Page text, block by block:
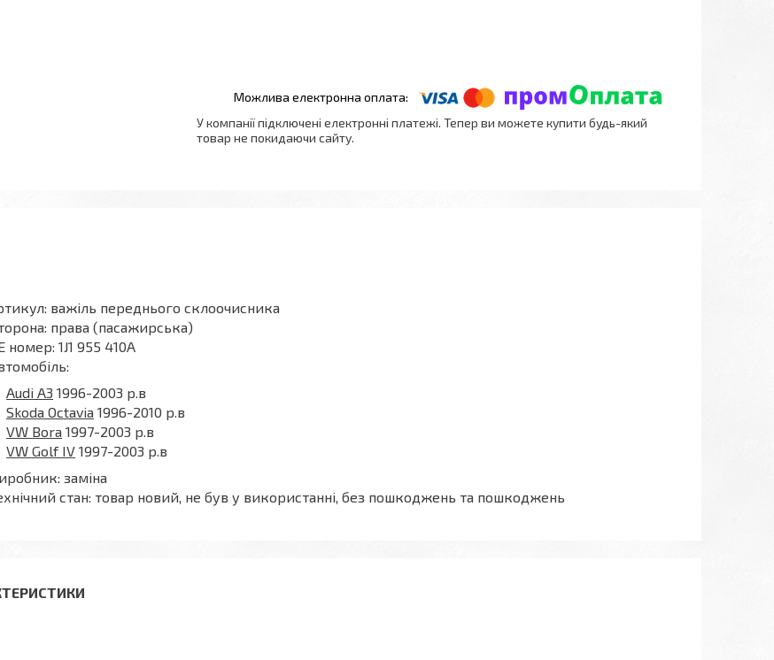
У компанії підключені електронні платежі. Тепер ви можете купити будь-який
товар не покидаючи сайту.
важіль переднього склоочисника
права (пасажирська)
номер: 1J1 955 410A
Audi A3 1996-2003 р.в
Skoda Octavia 1996-2010 р.в
VW Bora 1997-2003 р.в
VW Golf IV 1997-2003 р.в
заміна
стан: товар новий, не був у використанні, без пошкоджень та пошкоджень